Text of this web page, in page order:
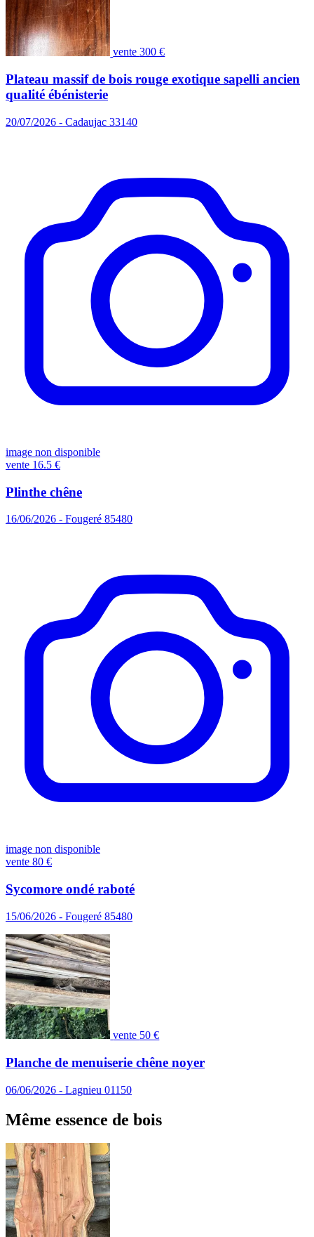
vente300 €
Plateau massif de bois rouge exotique sapelli ancien
qualité ébénisterie
20/07/2026 - Cadaujac 33140
image non disponible
vente 16.5 €
Plinthe chêne
16/06/2026 - Fougeré 85480
image non disponible
vente 80 €
Sycomore ondé raboté
15/06/2026 - Fougeré 85480
vente 50 €
Planche de menuiserie chêne noyer
06/06/2026 - Lagnieu 01150
Même essence de bois